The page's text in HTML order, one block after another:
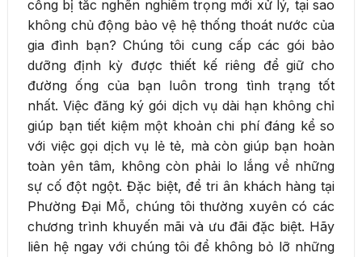
cống bị tắc nghẽn nghiêm trọng mới xử lý, tại sao
không chủ động bảo vệ hệ thống thoát nước của
gia đình bạn? Chúng tôi cung cấp các gói bảo
dưỡng định kỳ được thiết kế riêng để giữ cho
đường ống của bạn luôn trong tình trạng tốt
nhất. Việc đăng ký gói dịch vụ dài hạn không chỉ
giúp bạn tiết kiệm một khoản chi phí đáng kể so
với việc gọi dịch vụ lẻ tẻ, mà còn giúp bạn hoàn
toàn yên tâm, không còn phải lo lắng về những
sự cố đột ngột. Đặc biệt, để tri ân khách hàng tại
Phường Đại Mỗ, chúng tôi thường xuyên có các
chương trình khuyến mãi và ưu đãi đặc biệt. Hãy
liên hệ ngay với chúng tôi để không bỏ lỡ những